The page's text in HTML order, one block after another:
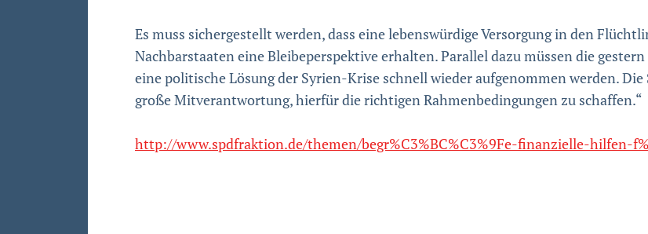
Es muss sichergestellt werden, dass eine lebenswürdige Versorgung in den
Nachbarstaaten eine Bleibeperspektive erhalten. Parallel dazu müssen die
eine politische Lösung der Syrien-Krise schnell wieder aufgenommen werden.
große Mitverantwortung, hierfür die richtigen Rahmenbedingungen zu schaffen.“
http://www.spdfraktion.de/themen/begr%C3%BC%C3%9Fe-finanzielle-hilfen-